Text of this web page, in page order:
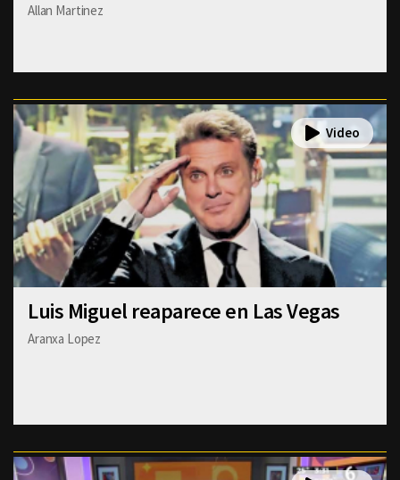
Allan Martinez
Luis Miguel reaparece en Las Vegas
Aranxa Lopez